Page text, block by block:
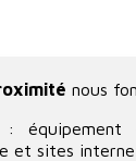
nous
équipement
et sites